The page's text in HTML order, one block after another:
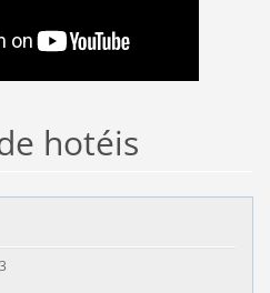
hotéis